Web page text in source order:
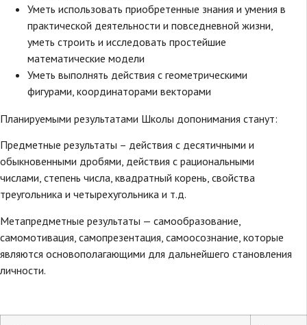
Уметь использовать приобретенные знания и умения в
практической деятельности и повседневной жизни,
уметь строить и исследовать простейшие
математические модели
Уметь выполнять действия с геометрическими
фигурами, координаторами векторами
Планируемыми результатами Школы допонимания станут:
Предметные результаты – действия с десятичными и
обыкновенными дробями, действия с рациональными
числами, степень числа, квадратный корень, свойства
треугольника и четырехугольника и т.д.
Метапредметные результаты — самообразование,
самомотивация, самопрезентация, самоосознание, которые
являются основополагающими для дальнейшего становления
личности.